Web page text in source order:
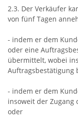
2.3. Der Verkäufer
von fünf Tagen
- indem er dem
oder eine
übermittelt, wobei
Auftragsbestätigung
- indem er dem
insoweit der Zugang
oder